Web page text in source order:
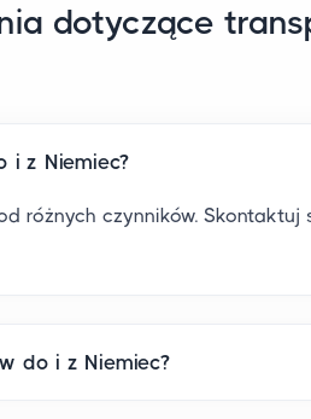
dotyczące
i z Niemiec?
różnych czynników. Skontaktuj
do i z Niemiec?